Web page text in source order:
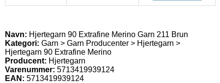
Navn: Hjertegarn 90 Extrafine Merino Garn 211 Brun
Kategori: Garn > Garn Producenter > Hjertegarn >
Hjertegarn 90 Extrafine Merino
Producent: Hjertegarn
Varenummer: 5713419939124
EAN: 5713419939124